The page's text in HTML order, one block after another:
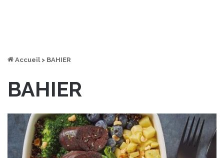
Accueil > BAHIER
BAHIER